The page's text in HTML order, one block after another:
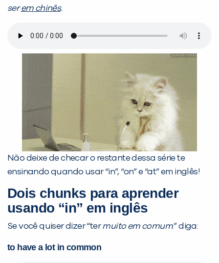
serem chinês.
Não deixe de checar o restante dessa série te
ensinando quando usar “in”, “on” e “at” em inglês!
Dois chunks para aprender
usando “in” em inglês
Se você quiser dizer “termuito em comum.” diga:
to have a lot in common